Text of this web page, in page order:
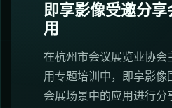
即享影像受邀分
用
在杭州市会议展览业协会
用专题培训中，即享影像
会展场景中的应用进行分